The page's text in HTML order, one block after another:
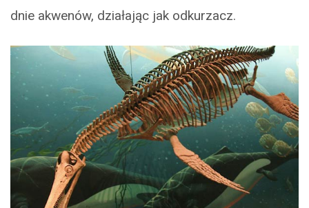
dnie akwenów, działając jak odkurzacz.